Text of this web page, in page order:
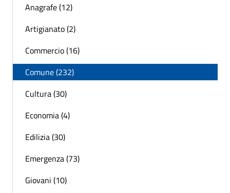
Anagrafe (12)
Artigianato (2)
Commercio (16)
Comune (232)
Cultura (30)
Economia (4)
Edilizia (30)
Emergenza (73)
Giovani (10)